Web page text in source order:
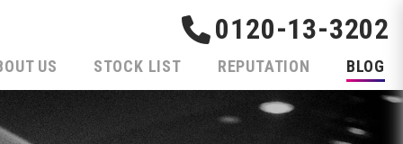
0120-13-3202
US STOCK LIST REPUTATION BLOG